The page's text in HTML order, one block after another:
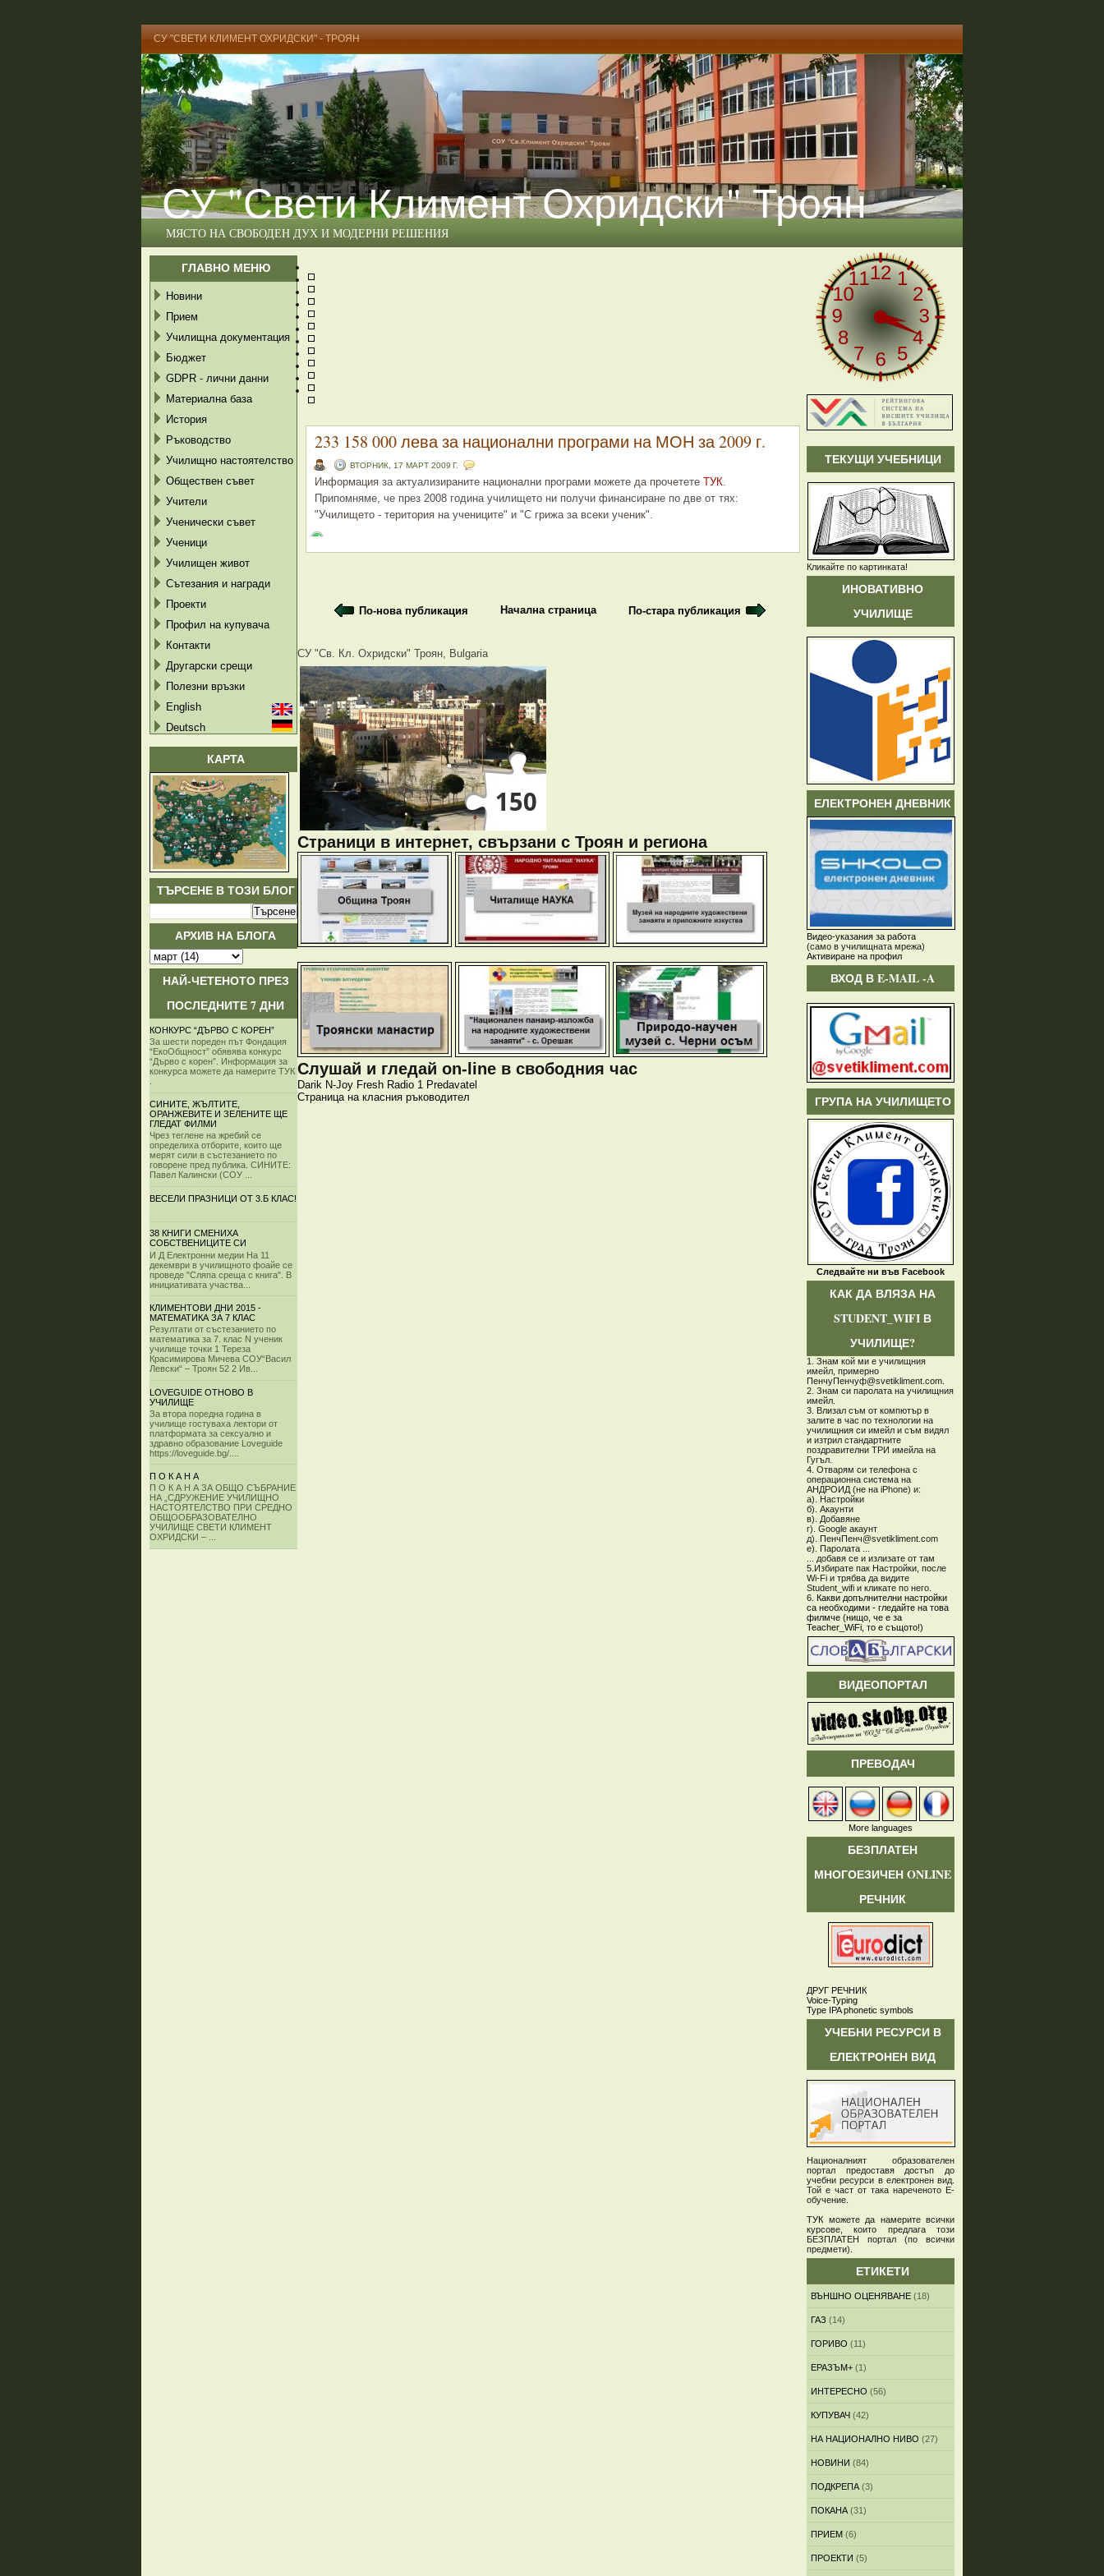
СУ "СВЕТИ КЛИМЕНТ ОХРИДСКИ" - ТРОЯН
СУ "Свети Климент Охридски" Троян
МЯСТО НА СВОБОДЕН ДУХ И МОДЕРНИ РЕШЕНИЯ
ГЛАВНО МЕНЮ
Новини
Прием
Училищна документация
Бюджет
GDPR - лични данни
Материална база
История
Ръководство
Училищно настоятелство
Обществен съвет
Учители
Ученически съвет
Ученици
Училищен живот
Сътезания и награди
Проекти
Профил на купувача
Контакти
Другарски срещи
Полезни връзки
English
Deutsch
КАРТА
ТЪРСЕНЕ В ТОЗИ БЛОГ
АРХИВ НА БЛОГА
НАЙ-ЧЕТЕНОТО ПРЕЗ
ПОСЛЕДНИТЕ 7 ДНИ
КОНКУРС “ДЪРВО С КОРЕН”
За шести пореден път Фондация
“ЕкоОбщност” обявява конкурс
“Дърво с корен”. Информация за
конкурса можете да намерите ТУК
СИНИТЕ, ЖЪЛТИТЕ,
ОРАНЖЕВИТЕ И ЗЕЛЕНИТЕ ЩЕ
ГЛЕДАТ ФИЛМИ
Чрез теглене на жребий се
определиха отборите, които ще
мерят сили в състезанието по
говорене пред публика. СИНИТЕ:
Павел Калински (СОУ ...
ВЕСЕЛИ ПРАЗНИЦИ ОТ 3.Б КЛАС!
38 КНИГИ СМЕНИХА
СОБСТВЕНИЦИТЕ СИ
И Д Електронни медии На 11
декември в училищното фоайе се
проведе "Сляпа среща с книга". В
инициативата участва...
КЛИМЕНТОВИ ДНИ 2015 -
МАТЕМАТИКА ЗА 7 КЛАС
Резултати от състезанието по
математика за 7. клас N ученик
училище точки 1 Тереза
Красимирова Мичева СОУ“Васил
Левски“ – Троян 52 2 Ив...
LOVEGUIDE ОТНОВО В
УЧИЛИЩЕ
За втора поредна година в
училище гостуваха лектори от
платформата за сексуално и
здравно образование Loveguide
https://loveguide.bg/....
П О К А Н А
П О К А Н А ЗА ОБЩО СЪБРАНИЕ
НА „СДРУЖЕНИЕ УЧИЛИЩНО
НАСТОЯТЕЛСТВО ПРИ СРЕДНО
ОБЩООБРАЗОВАТЕЛНО
УЧИЛИЩЕ СВЕТИ КЛИМЕНТ
ОХРИДСКИ – ...
233 158 000 лева за национални програми на МОН за 2009 г.
ВТОРНИК, 17 МАРТ 2009 Г.
Информация за актуализираните национални програми можете да прочетете ТУК
Припомняме, че през 2008 година училището ни получи финансиране по две от тях:
"Училището - територия на учениците" и "С грижа за всеки ученик".
По-нова публикация По-стара публикация
Начална страница
СУ "Св. Кл. Охридски" Троян, Bulgaria
Страници в интернет, свързани с Троян и региона
Слушай и гледай on-line в свободния час
Darik N-Joy Fresh Radio 1 Predavatel
Страница на класния ръководител
ТЕКУЩИ УЧЕБНИЦИ
Кликайте по картинката!
ИНОВАТИВНО
УЧИЛИЩЕ
ЕЛЕКТРОНЕН ДНЕВНИК
Видео-указания за работа
(само в училищната мрежа)
Активиране на профил
ВХОД В E-MAIL -A
ГРУПА НА УЧИЛИЩЕТО
Следвайте ни във Facebook
КАК ДА ВЛЯЗА НА
STUDENT_WIFI В
УЧИЛИЩЕ?
1. Знам кой ми е училищния
имейл, примерно
ПенчуПенчуф@svetikliment.com.
2. Знам си паролата на училищния
имейл.
3. Влизал съм от компютър в
залите в час по технологии на
училищния си имейл и съм видял
и изтрил стандартните
поздравителни ТРИ имейла на
Гугъл.
4. Отварям си телефона с
операционна система на
АНДРОИД (не на iPhone) и:
а). Настройки
б). Акаунти
в). Добавяне
г). Google акаунт
д). ПенчПенч@svetikliment.com
е). Паролата ...
... добавя се и излизате от там
5.Избирате пак Настройки, после
Wi-Fi и трябва да видите
Student_wifi и кликате по него.
6. Какви допълнителни настройки
са необходими - гледайте на това
филмче (нищо, че е за
Teacher_WiFi, то е същото!)
ВИДЕОПОРТАЛ
ПРЕВОДАЧ
More languages
БЕЗПЛАТЕН
МНОГОЕЗИЧЕН ONLINE
РЕЧНИК
ДРУГ РЕЧНИК
Voice-Typing
Type IPA phonetic symbols
УЧЕБНИ РЕСУРСИ В
ЕЛЕКТРОНЕН ВИД
Националният образователен
портал предоставя достъп до
учебни ресурси в електронен вид.
Той е част от така нареченото Е-
обучение.
ТУКможете да намерите всички
курсове, които предлага този
БЕЗПЛАТЕН портал (по всички
предмети).
ЕТИКЕТИ
ВЪНШНО ОЦЕНЯВАНЕ (18)
ГАЗ (14)
ГОРИВО (11)
ЕРАЗЪМ+ (1)
ИНТЕРЕСНО (56)
КУПУВАЧ (42)
НА НАЦИОНАЛНО НИВО (27)
НОВИНИ (84)
ПОДКРЕПА (3)
ПОКАНА (31)
ПРИЕМ (6)
ПРОЕКТИ (5)